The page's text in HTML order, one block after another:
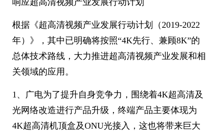
响应超高清视频产业发展行动计划
根据《超高清视频产业发展行动计划（2019-2022
年）》，其中已明确将按照“4K先行、兼顾8K”的
总体技术路线，大力推进超高清视频产业发展和相
关领域的应用。
1、广电为了提升自身竞争力，围绕着4K超高清及
光网络改造进行产品升级，终端产品主要体现为
4K超高清机顶盒及ONU光接入，这也将带来巨大